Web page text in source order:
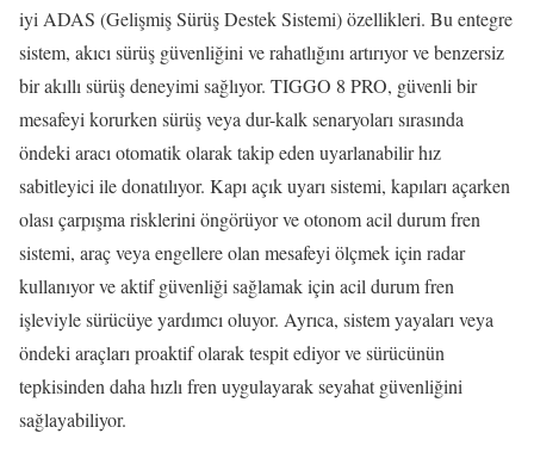
iyi ADAS (Gelişmiş Sürüş Destek Sistemi) özellikleri. Bu entegre
sistem, akıcı sürüş güvenliğini ve rahatlığını artırıyor ve benzersiz
bir akıllı sürüş deneyimi sağlıyor. TIGGO 8 PRO, güvenli bir
mesafeyi korurken sürüş veya dur-kalk senaryoları sırasında
öndeki aracı otomatik olarak takip eden uyarlanabilir hız
sabitleyici ile donatılıyor. Kapı açık uyarı sistemi, kapıları açarken
olası çarpışma risklerini öngörüyor ve otonom acil durum fren
sistemi, araç veya engellere olan mesafeyi ölçmek için radar
kullanıyor ve aktif güvenliği sağlamak için acil durum fren
işleviyle sürücüye yardımcı oluyor. Ayrıca, sistem yayaları veya
öndeki araçları proaktif olarak tespit ediyor ve sürücünün
tepkisinden daha hızlı fren uygulayarak seyahat güvenliğini
sağlayabiliyor.